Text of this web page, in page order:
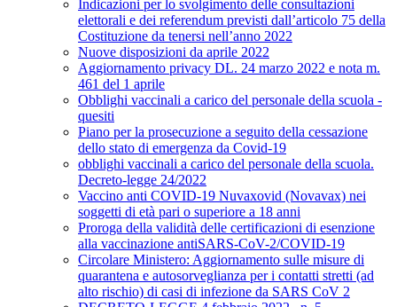
Indicazioni per lo svolgimento delle consultazioni
elettorali e dei referendum previsti dall’articolo 75 della
Costituzione da tenersi nell’anno 2022
Nuove disposizioni da aprile 2022
Aggiornamento privacy DL. 24 marzo 2022 e nota m.
461 del 1 aprile
Obblighi vaccinali a carico del personale della scuola -
quesiti
Piano per la prosecuzione a seguito della cessazione
dello stato di emergenza da Covid-19
obblighi vaccinali a carico del personale della scuola.
Decreto-legge 24/2022
Vaccino anti COVID-19 Nuvaxovid (Novavax) nei
soggetti di età pari o superiore a 18 anni
Proroga della validità delle certificazioni di esenzione
alla vaccinazione antiSARS-CoV-2/COVID-19
Circolare Ministero: Aggiornamento sulle misure di
quarantena e autosorveglianza per i contatti stretti (ad
alto rischio) di casi di infezione da SARS CoV 2